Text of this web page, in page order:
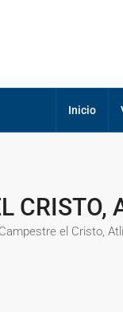
Inicio
CRISTO,
el Cristo,